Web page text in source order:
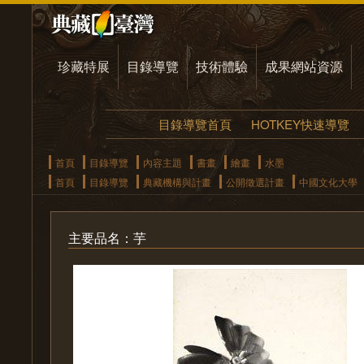
珍藏特展 目錄導覽 技術體驗 成果網站資源
目錄導覽首頁 HOTKEY快速導覽
首頁 目錄導覽 內容主題 書畫 繪畫
水墨
首頁
目錄導覽 典藏機構與計畫 公開徵選計畫 中國文化大學
主要品名：芋